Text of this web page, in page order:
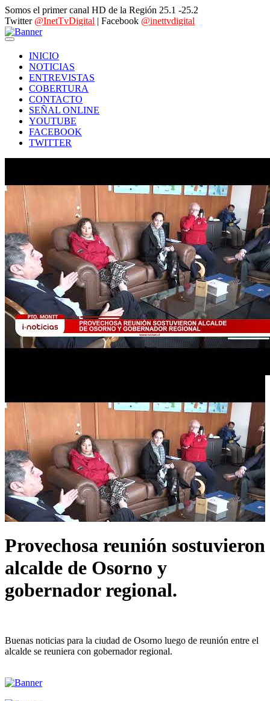
Somos el primer canal HD de la Región 25.1 -25.2
Twitter @InetTvDigital | Facebook @inettvdigital
INICIO
NOTICIAS
ENTREVISTAS
COBERTURA
CONTACTO
SEÑAL ONLINE
YOUTUBE
FACEBOOK
TWITTER
Provechosa reunión sostuvieron
alcalde de Osorno y
gobernador regional.
Buenas noticias para la ciudad de Osorno luego de reunión entre el
alcalde se reuniera con gobernador regional.